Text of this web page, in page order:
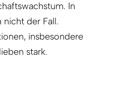
In
nicht der Fall.
insbesondere
stark.